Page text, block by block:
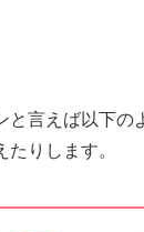
と言えば以下の
りします。